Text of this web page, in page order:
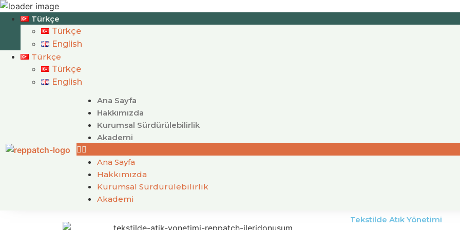
Türkçe
Türkçe
English
Türkçe
Türkçe
English
Ana Sayfa
Hakkımızda
Kurumsal Sürdürülebilirlik
Akademi
Ana Sayfa
Hakkımızda
Kurumsal Sürdürülebilirlik
Akademi
Tekstilde Atık Yönetimi